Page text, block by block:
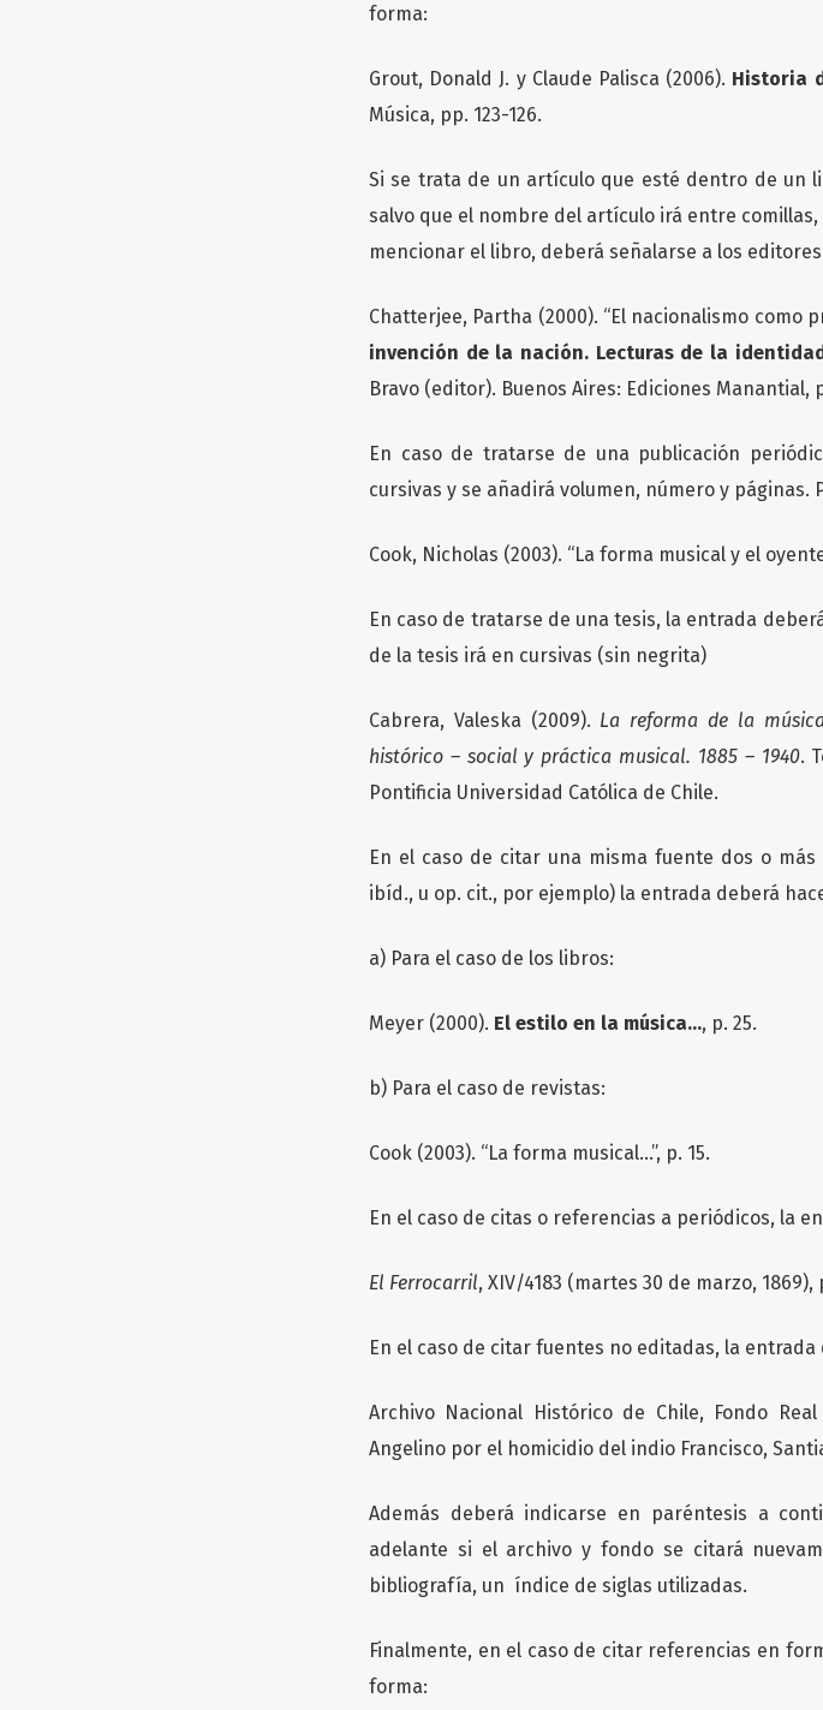
forma:
Grout, Donald J. y Claude Palisca (2006). Historia
Música, pp. 123-126.
Si se trata de un artículo que esté dentro de un
salvo que el nombre del artículo irá entre
mencionar el libro, deberá señalarse a los
Chatterjee, Partha (2000). “El nacionalismo como
invención de la nación. Lecturas de la
Bravo (editor). Buenos Aires: Ediciones Manantial,
En caso de tratarse de una publicación
cursivas y se añadirá volumen, número y páginas.
Cook, Nicholas (2003). “La forma musical y el
En caso de tratarse de una tesis, la entrada
de la tesis irá en cursivas (sin negrita)
Cabrera, Valeska (2009). La reforma de la
histórico – social y práctica musical. 1885 – 1940.
Pontificia Universidad Católica de Chile.
En el caso de citar una misma fuente dos o
ibíd., u op. cit., por ejemplo) la entrada deberá
a) Para el caso de los libros:
Meyer (2000). El estilo en la música…, p. 25.
b) Para el caso de revistas:
Cook (2003). “La forma musical…”, p. 15.
En el caso de citas o referencias a periódicos, la
El Ferrocarril, XIV/4183 (martes 30 de marzo, 1869),
En el caso de citar fuentes no editadas, la
Archivo Nacional Histórico de Chile, Fondo
Angelino por el homicidio del indio Francisco,
Además deberá indicarse en paréntesis a
adelante si el archivo y fondo se citará
bibliografía, un índice de siglas utilizadas.
Finalmente, en el caso de citar referencias en
forma: